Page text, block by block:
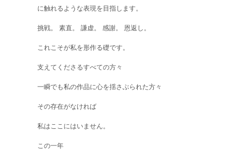
に触れるような表現を目指します。
挑戦。 素直。 謙虚。 感謝。 恩返し。
これこそが私を形作る礎です。
支えてくださるすべての方々
一瞬でも私の作品に心を揺さぶられた方々
その存在がなければ
私はここにはいません。
この一年